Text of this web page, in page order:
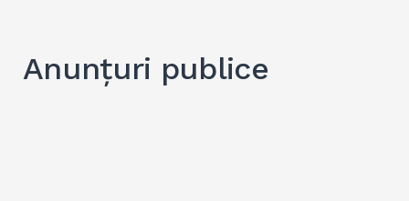
Anunțuri publice